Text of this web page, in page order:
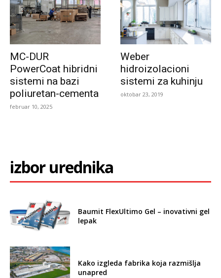
MC-DUR
PowerCoat hibridni
sistemi na bazi
poliuretan-cementa
februar 10, 2025
Weber
hidroizolacioni
sistemi za kuhinju
oktobar 23, 2019
izbor urednika
Baumit FlexUltimo Gel – inovativni gel
lepak
Kako izgleda fabrika koja razmišlja
unapred